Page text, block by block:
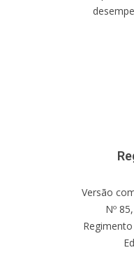
Versão
Nº